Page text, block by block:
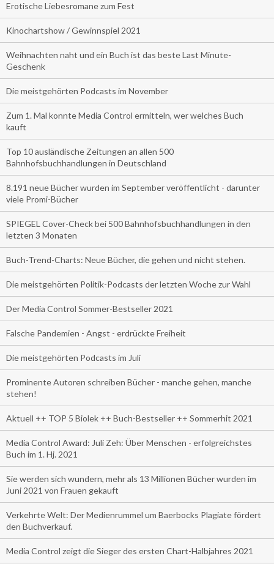
Erotische Liebesromane zum Fest
Kinochartshow / Gewinnspiel 2021
Weihnachten naht und ein Buch ist das beste Last Minute-
Geschenk
Die meistgehörten Podcasts im November
Zum 1. Mal konnte Media Control ermitteln, wer welches Buch
kauft
Top 10 ausländische Zeitungen an allen 500
Bahnhofsbuchhandlungen in Deutschland
8.191 neue Bücher wurden im September veröffentlicht - darunter
viele Promi-Bücher
SPIEGEL Cover-Check bei 500 Bahnhofsbuchhandlungen in den
letzten 3 Monaten
Buch-Trend-Charts: Neue Bücher, die gehen und nicht stehen.
Die meistgehörten Politik-Podcasts der letzten Woche zur Wahl
Der Media Control Sommer-Bestseller 2021
Falsche Pandemien - Angst - erdrückte Freiheit
Die meistgehörten Podcasts im Juli
Prominente Autoren schreiben Bücher - manche gehen, manche
stehen!
Aktuell ++ TOP 5 Biolek ++ Buch-Bestseller ++ Sommerhit 2021
Media Control Award: Juli Zeh: Über Menschen - erfolgreichstes
Buch im 1. Hj. 2021
Sie werden sich wundern, mehr als 13 Millionen Bücher wurden im
Juni 2021 von Frauen gekauft
Verkehrte Welt: Der Medienrummel um Baerbocks Plagiate fördert
den Buchverkauf.
Media Control zeigt die Sieger des ersten Chart-Halbjahres 2021